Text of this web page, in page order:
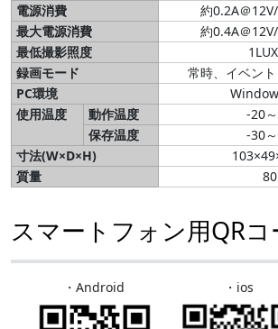
電源消費
約0.2A＠
最大電源消費
約0.4A＠
最低撮影照度
録画モード
常時、イベン
PC環境
使用温度
動作温度
-20
保存温度
-30
寸法(W×D×H)
質量
80
スマートフォン用QRコ
・Android ・ios